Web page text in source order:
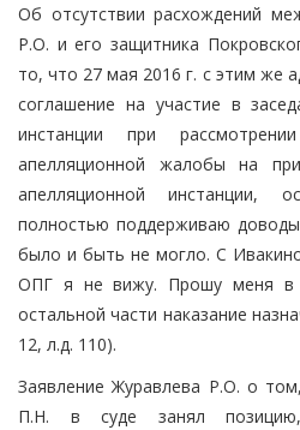
Об отсутствии расхождений
Р.О. и его защитника
то, что 27 мая 2016 г. с этим же
соглашение на участие в
инстанции при
апелляционной жалобы на
апелляционной инстанции,
полностью поддерживаю
было и быть не могло. С
ОПГ я не вижу. Прошу меня в
остальной части наказание
12, л.д. 110).
Заявление Журавлева Р.О. о
П.Н. в суде занял